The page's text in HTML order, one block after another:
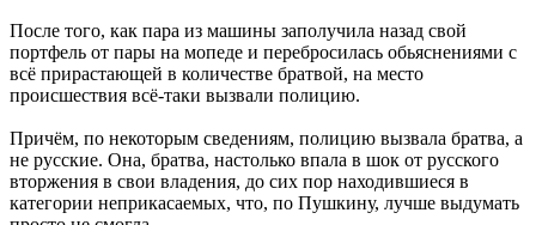
После того, как пара из машины заполучила назад свой
портфель от пары на мопеде и перебросилась обьяснениями с
всё прирастающей в количестве братвой, на место
происшествия всё-таки вызвали полицию.
Причём, по некоторым сведениям, полицию вызвала братва, а
не русские. Она, братва, настолько впала в шок от русского
вторжения в свои владения, до сих пор находившиeся в
категории неприкасаемых, что, по Пушкину, лучше выдумать